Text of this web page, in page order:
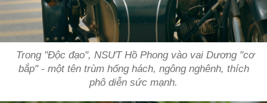
Trong "Độc đạo", NSƯT Hồ Phong vào vai Dương "cơ
bắp" - một tên trùm hống hách, ngông nghênh, thích
phô diễn sức mạnh.